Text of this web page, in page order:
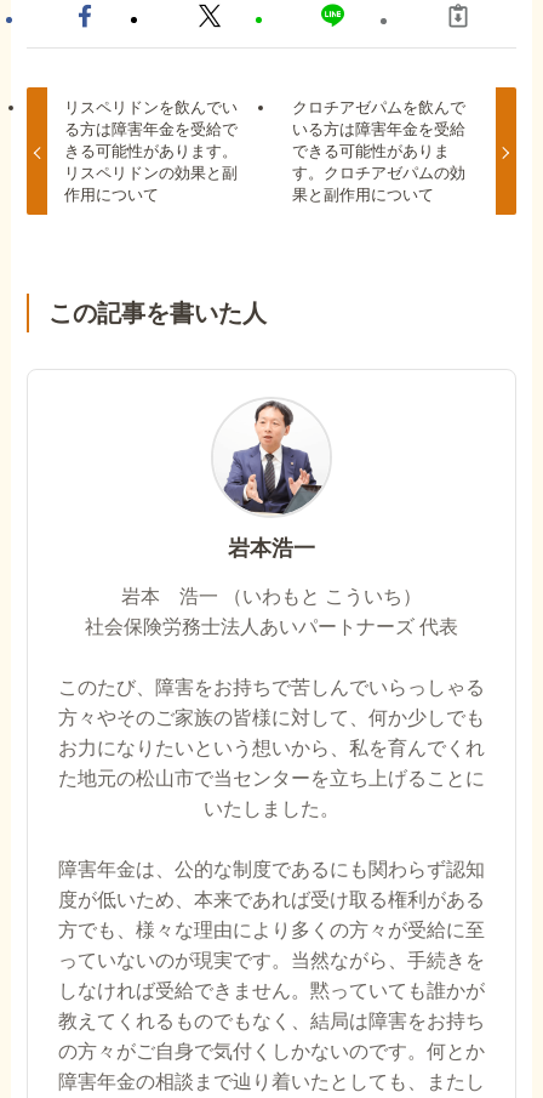
リスペリドンを飲んでい
る方は障害年金を受給で
きる可能性があります。
リスペリドンの効果と副
作用について
クロチアゼパムを飲んで
いる方は障害年金を受給
できる可能性がありま
す。クロチアゼパムの効
果と副作用について
この記事を書いた人
岩本浩一
岩本 浩一 （いわもと こういち）
社会保険労務士法人あいパートナーズ 代表
このたび、障害をお持ちで苦しんでいらっしゃる
方々やそのご家族の皆様に対して、何か少しでも
お力になりたいという想いから、私を育んでくれ
た地元の松山市で当センターを立ち上げることに
いたしました。
障害年金は、公的な制度であるにも関わらず認知
度が低いため、本来であれば受け取る権利がある
方でも、様々な理由により多くの方々が受給に至
っていないのが現実です。当然ながら、手続きを
しなければ受給できません。黙っていても誰かが
教えてくれるものでもなく、結局は障害をお持ち
の方々がご自身で気付くしかないのです。何とか
障害年金の相談まで辿り着いたとしても、またし